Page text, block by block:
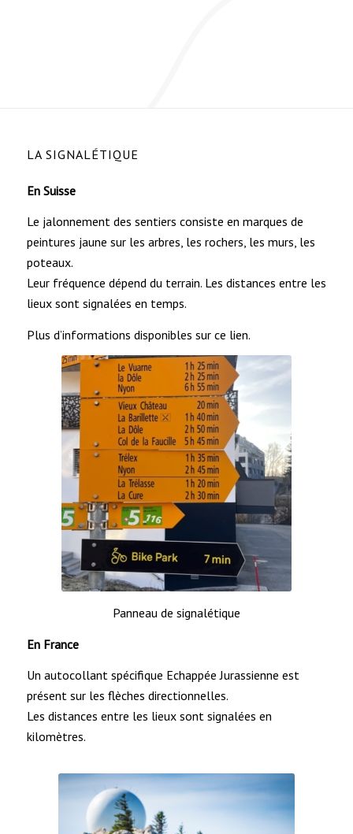
LA SIGNALÉTIQUE
En Suisse
Le jalonnement des sentiers consiste en marques de
peintures jaune sur les arbres, les rochers, les murs, les
poteaux.
Leur fréquence dépend du terrain. Les distances entre les
lieux sont signalées en temps.
Plus d’informations disponibles sur ce lien.
Panneau de signalétique
En France
Un autocollant spécifique Echappée Jurassienne est
présent sur les flèches directionnelles.
Les distances entre les lieux sont signalées en
kilomètres.